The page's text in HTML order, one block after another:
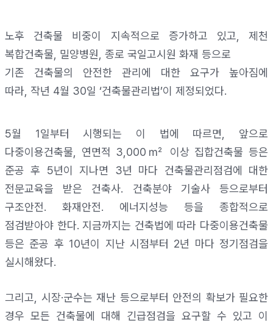
노후 건축물 비중이 지속적으로 증가하고 있고 ,제천
복합건축물 밀양병원 종로 국일고시원 화재 등으로
기존 건축물의 안전한 관리에 대한 요구가 높아짐에
따라 작년 4월 30일 ‘건축물관리법’이 제정되었다.
5월 1일부터 시행되는 이 법에 따르면
앞으로
다중이용건축물
연면적 3,000 ㎡ 이상 집합건축물 등은
준공 후 5년이 지나면 3년 마다 건축물관리점검에 대한
전문교육을 받은 건축사․ 건축분야 기술사 등으로부터
구조안전․ 화재안전․ 에너지성능 등을 종합적으로
점검받아야 한다. 지금까지는 건축법에 따라 다중이용건축물
등은 준공 후 10년이 지난 시점부터 2년 마다 정기점검을
실시해왔다.
그리고 시장·군수는 재난 등으로부터 안전의 확보가 필요한
경우 모든 건축물에 대해 긴급점검을 요구할 수 있고 이